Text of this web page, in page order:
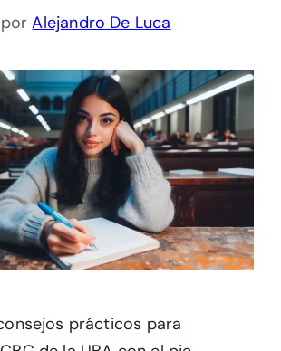
porAlejandro De Luca
prácticos para